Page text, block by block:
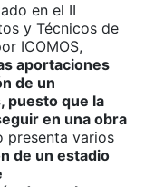
en el II
y Técnicos de
ICOMOS,
aportaciones
de un
puesto que la
en una obra
presenta varios
de un estadio